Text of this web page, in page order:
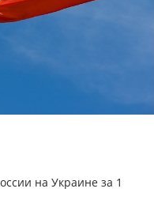
на Украине за 1